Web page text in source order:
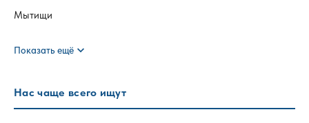
Мытищи
Показать ещё expand_more
Нас чаще всего ищут